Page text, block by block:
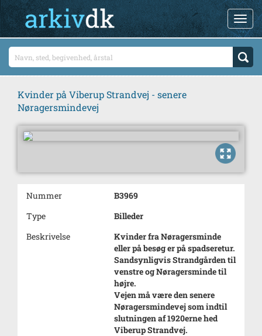
Kvinder på Viberup Strandvej - senere
Nøragersmindevej
Nummer
B3969
Type
Billeder
Beskrivelse
Kvinder fra Nøragersminde
eller på besøg er på spadseretur.
Sandsynligvis Strandgården til
venstre og Nøragersminde til
højre.
Vejen må være den senere
Nøragersmindevej som indtil
slutningen af 1920erne hed
Viberup Strandvej.